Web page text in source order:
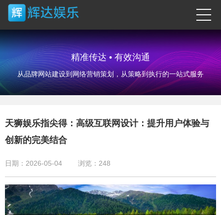
精准传达 • 有效沟通
从品牌网站建设到网络营销策划，从策略到执行的一站式服务
天狮娱乐指尖得：高级互联网设计：提升用户体验与
创新的完美结合
日期：2026-05-04 浏览： 248